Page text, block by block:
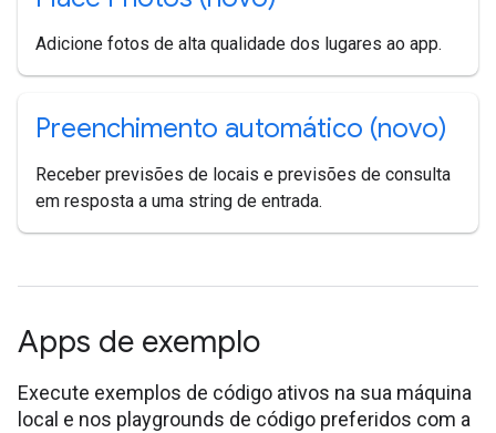
Adicione fotos de alta qualidade dos lugares ao app.
Preenchimento automático (novo)
Receber previsões de locais e previsões de consulta
em resposta a uma string de entrada.
Apps de exemplo
Execute exemplos de código ativos na sua máquina
local e nos playgrounds de código preferidos com a